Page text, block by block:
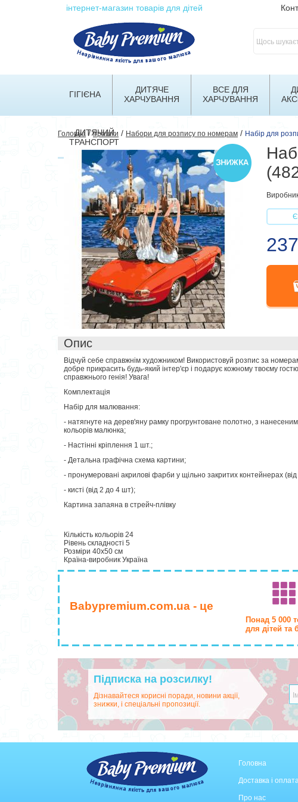
інтернет-магазин товарів для дітей
ГІГІЄНА
ДИТЯЧЕ
ХАРЧУВАННЯ
ВСЕ ДЛЯ
ХАРЧУВАННЯ
ДИТЯЧИЙ
ТРАНСПОРТ
Головна/Іграшки / Набори для розпису по номерам / Набір для
Є
Опис
Відчуй себе справжнім художником! Використовуй розпис за
добре прикрасить будь-який інтер'єр і подарує кожному твоєму
справжнього генія! Увага!
Комплектація
Набір для малювання:
- натягнуте на дерев'яну рамку прогрунтоване полотно, з
кольорів малюнка;
- Настінні кріплення 1 шт.;
- Детальна графічна схема картини;
- пронумеровані акрилові фарби у щільно закритих контейнерах
- кисті (від 2 до 4 шт);
Картина запаяна в стрейч-плівку
Кількість кольорів 24
Рівень складності 5
Розміри 40х50 см
Країна-виробник Україна
Babypremium.com.ua - це
Понад 5 000
для дітей та
Підписка на розсилку!
Дізнавайтеся корисні поради, новини акції,
знижки, і спеціальні пропозиції.
Головна
Доставка і
Про нас